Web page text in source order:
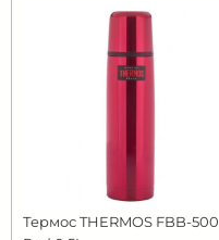
Термос THERMOS FBB-500